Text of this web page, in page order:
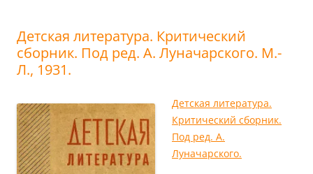
Детская литература. Критический
сборник. Под ред. А. Луначарского. М.-
Л., 1931.
Детская литература.
Критический сборник.
Под ред. А.
Луначарского.